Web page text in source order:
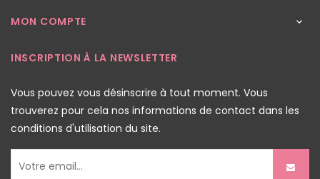
MON COMPTE 
INSCRIPTION À LA NEWSLETTER
Vous pouvez vous désinscrire à tout moment. Vous
trouverez pour cela nos informations de contact dans les
conditions d'utilisation du site.